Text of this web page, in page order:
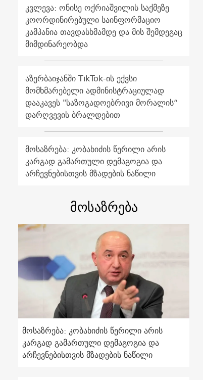
კვლევა: ონისე ოქრიაშვილის საქმეზე
კოორდინირებული საინფორმაციო
კამპანია თავდასხმამდე და მის შემდეგაც
მიმდინარეობდა
აზერბაიჯანში TikTok-ის ექვსი
მომხმარებელი ადმინისტრაციულად
დააკავეს "საზოგადოებრივი მორალის“
დარღვევის ბრალდებით
მოსაზრება: კობახიძის წერილი არის
კარგად გამართული დემაგოგია და
არჩევნებისთვის მზადების ნაწილი
მოსაზრება
მოსაზრება: კობახიძის წერილი არის
კარგად გამართული დემაგოგია და
არჩევნებისთვის მზადების ნაწილი